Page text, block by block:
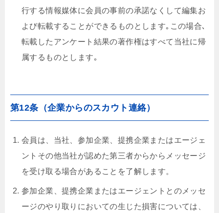
行する情報媒体に会員の事前の承諾なくして編集お
よび転載することができるものとします｡この場合､
転載したアンケート結果の著作権はすべて当社に帰
属するものとします｡
第12条（企業からのスカウト連絡）
会員は、当社、参加企業、提携企業またはエージェ
ントその他当社が認めた第三者からからメッセージ
を受け取る場合があることを了解します。
参加企業、提携企業またはエージェントとのメッセ
ージのやり取りにおいての生じた損害については、